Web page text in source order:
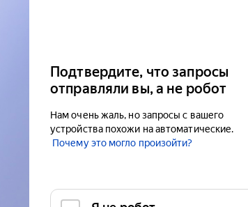
Подтвердите, что запросы
отправляли вы, а не робот
Нам очень жаль, но запросы с вашего
устройства похожи на автоматические.
Почему это могло произойти?